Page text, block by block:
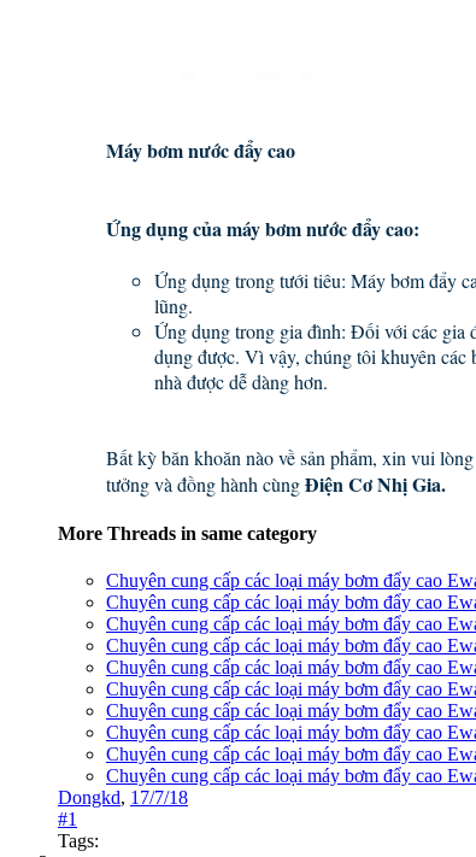
Máy bơm nước đẩy cao
Ứng dụng của máy bơm nước đẩy cao:
Ứng dụng trong tưới tiêu: Máy bơm đẩy
lũng.
Ứng dụng trong gia đình: Đối với các gia
dụng được. Vì vậy, chúng tôi khuyên các
nhà được dễ dàng hơn.
Bất kỳ băn khoăn nào về sản phẩm, xin vui
tưởng và đồng hành cùngĐiện Cơ Nhị Gia.
More Threads in same category
Chuyên cung cấp các loại máy bơm đẩy cao
Chuyên cung cấp các loại máy bơm đẩy cao
Chuyên cung cấp các loại máy bơm đẩy cao
Chuyên cung cấp các loại máy bơm đẩy cao
Chuyên cung cấp các loại máy bơm đẩy cao
Chuyên cung cấp các loại máy bơm đẩy cao
Chuyên cung cấp các loại máy bơm đẩy cao
Chuyên cung cấp các loại máy bơm đẩy cao
Chuyên cung cấp các loại máy bơm đẩy cao
Chuyên cung cấp các loại máy bơm đẩy cao
Dongkd, 17/7/18
#1
Tags: